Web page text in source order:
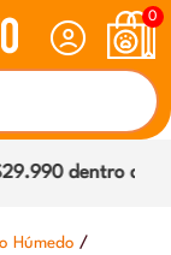
0
dentro de
Húmedo /